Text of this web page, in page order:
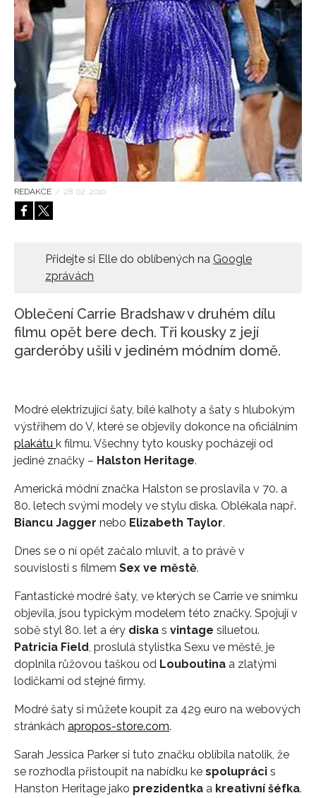
HOME
REDAKCE / 28. 02. 2010
Přidejte si Elle do oblíbených na Google
zprávách
Oblečení Carrie Bradshaw v druhém dílu
filmu opět bere dech. Tři kousky z její
garderóby ušili v jediném módním domě.
Modré elektrizující šaty, bílé kalhoty a šaty s hlubokým
výstřihem do V, které se objevily dokonce na oficiálním
plakátu k filmu. Všechny tyto kousky pocházejí od
jediné značky – Halston Heritage.
Americká módní značka Halston se proslavila v 70. a
80. letech svými modely ve stylu diska. Oblékala např.
Biancu Jagger nebo Elizabeth Taylor.
Dnes se o ní opět začalo mluvit, a to právě v
souvislosti s filmem Sex ve městě.
Fantastické modré šaty, ve kterých se Carrie ve snímku
objevila, jsou typickým modelem této značky. Spojují v
sobě styl 80. let a éry diska s vintage siluetou.
Patricia Field, proslulá stylistka Sexu ve městě, je
doplnila růžovou taškou od Louboutina a zlatými
lodičkami od stejné firmy.
Modré šaty si můžete koupit za 429 euro na webových
stránkách apropos-store.com.
Sarah Jessica Parker si tuto značku oblíbila natolik, že
se rozhodla přistoupit na nabídku ke spolupráci s
Hanston Heritage jako prezidentka a kreativní šéfka.